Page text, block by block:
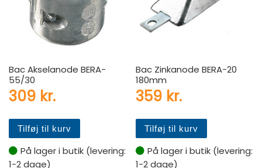
Bac Akselanode BERA-
55/30
309 kr.
Tilføj til kurv
På lager i butik (levering:
1-2 dage)
Bac Zinkanode BERA-20
180mm
359 kr.
Tilføj til kurv
På lager i butik (levering:
1-2 dage)